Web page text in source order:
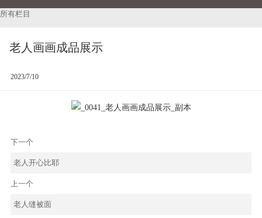
所有栏目
老人画画成品展示
2023/7/10
下一个
老人开心比耶
上一个
老人缝被面